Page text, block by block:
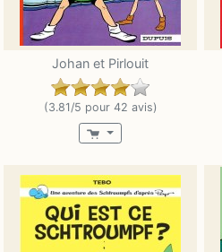
Johan et Pirlouit
(3.81/5 pour 42 avis)